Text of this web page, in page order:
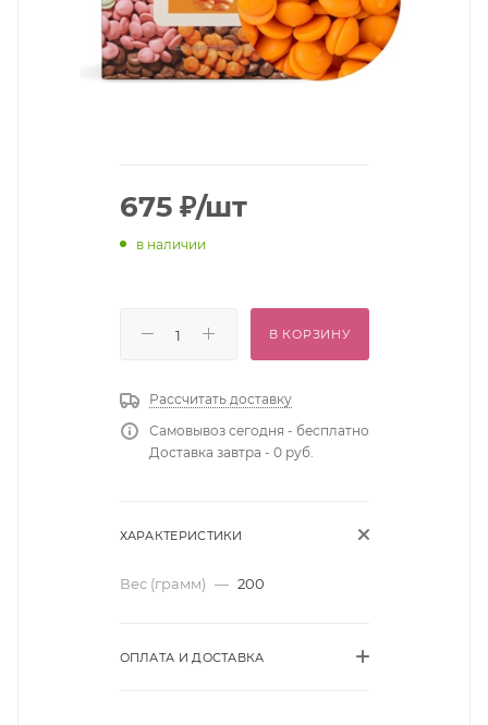
675₽/шт
в наличии
В КОРЗИНУ
Рассчитать доставку
Самовывоз сегодня - бесплатно
Доставка завтра - 0 руб.
ХАРАКТЕРИСТИКИ
Вес (грамм) — 200
ОПЛАТА И ДОСТАВКА